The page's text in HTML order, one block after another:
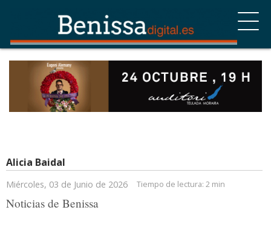
Alicia Baidal
Miércoles, 03 de Junio de 2026 Tiempo de lectura: 2 min
Noticias de Benissa